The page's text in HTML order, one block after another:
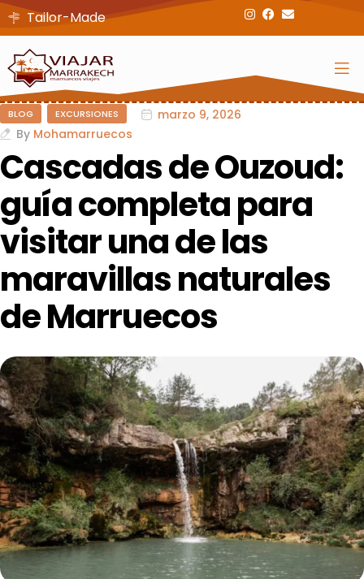
Tailor-Made
BLOG EXCURSIONES
marzo 9, 2026
By Mohamarruecos
Cascadas de Ouzoud:
guía completa para
visitar una de las
maravillas naturales
de Marruecos